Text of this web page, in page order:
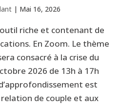
| Mai 16, 2026
riche et contenant de
En Zoom. Le thème
consacré à la crise du
2026 de 13h à 17h
est
de couple et aux